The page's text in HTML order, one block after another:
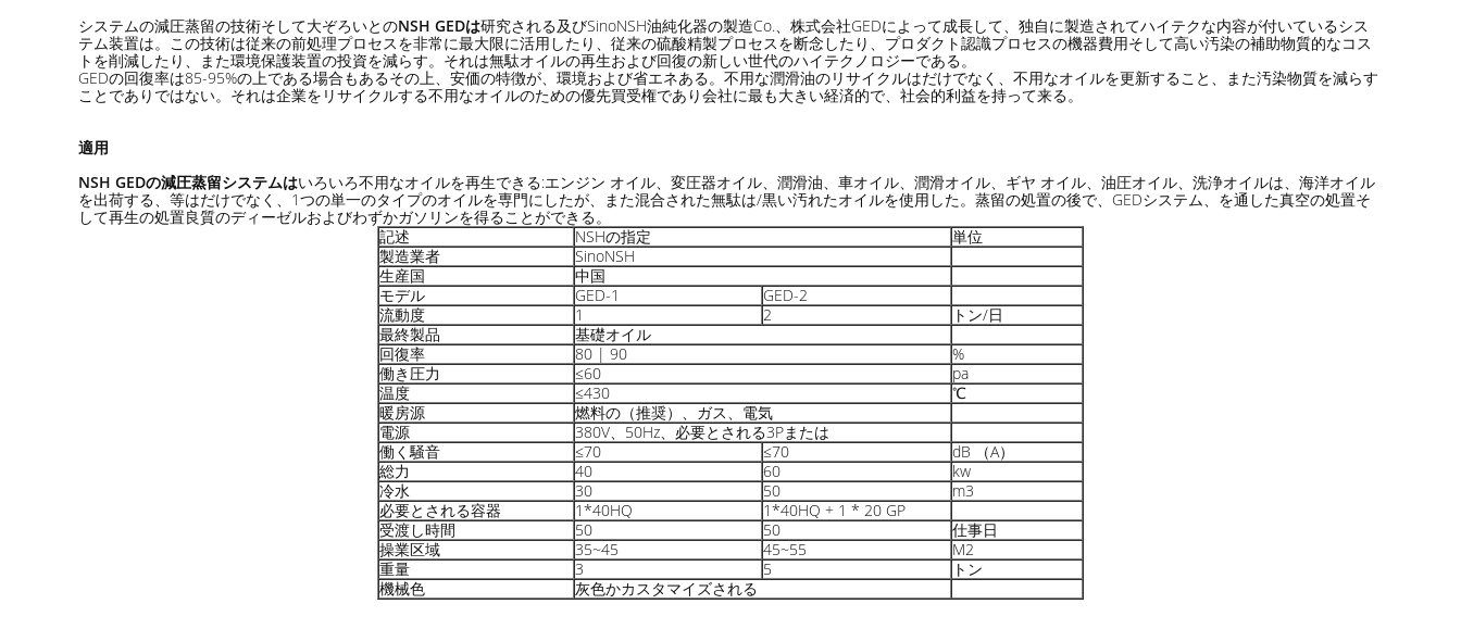
システムの減圧蒸留の技術そして大ぞろいとのNSH GEDは研究される及びSinoNSH油純化器の製造Co.、株式会社GEDによって成長して、独自に製造されてハイテクな内容が付いているシス
テム装置は。この技術は従来の前処理プロセスを非常に最大限に活用したり、従来の硫酸精製プロセスを断念したり、プロダクト認識プロセスの機器費用そして高い汚染の補助物質的なコス
トを削減したり、また環境保護装置の投資を減らす。それは無駄オイルの再生および回復の新しい世代のハイテクノロジーである。
GEDの回復率は85-95%の上である場合もあるその上、安価の特徴が、環境および省エネある。不用な潤滑油のリサイクルはだけでなく、不用なオイルを更新すること、また汚染物質を減らす
ことでありではない。それは企業をリサイクルする不用なオイルのための優先買受権であり会社に最も大きい経済的で、社会的利益を持って来る。
適用
NSH GEDの減圧蒸留システムはいろいろ不用なオイルを再生できる:エンジン オイル、変圧器オイル、潤滑油、車オイル、潤滑オイル、ギヤ オイル、油圧オイル、洗浄オイルは、海洋オイル
を出荷する、等はだけでなく、1つの単一のタイプのオイルを専門にしたが、また混合された無駄は/黒い汚れたオイルを使用した。蒸留の処置の後で、GEDシステム、を通した真空の処置そ
して再生の処置良質のディーゼルおよびわずかガソリンを得ることができる。
記述
NSHの指定
単位
製造業者
SinoNSH
生産国
中国
モデル
GED-1
GED-2
流動度
1 2
トン/日
最終製品
基礎オイル
回復率
80 | 90
%
働き圧力
≤60
pa
温度
≤430
℃
暖房源
燃料の （推奨） 、ガス、電気
電源
380V、50Hz、必要とされる3Pまたは
働く騒音
≤70 ≤70
dB （A）
総力
40 60
kw
冷水
30 50
m3
必要とされる容器
1*40HQ
1*40HQ + 1 * 20 GP
受渡し時間
50 50
仕事日
操業区域
35~45 45~55
M2
重量
3 5
トン
機械色
灰色かカスタマイズされる